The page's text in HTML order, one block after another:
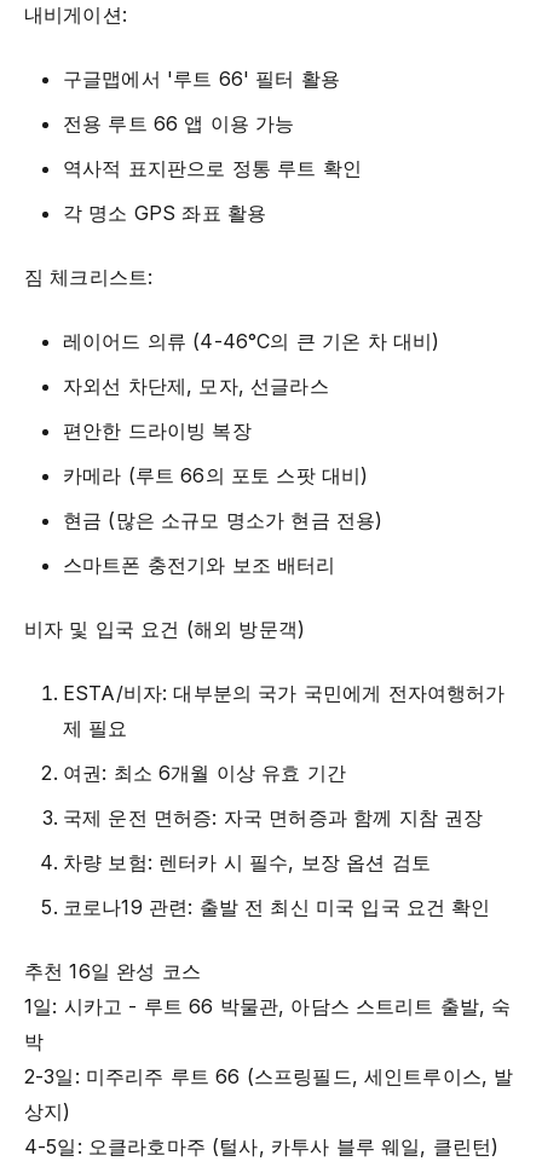
내비게이션:
구글맵에서 '루트 66' 필터 활용
전용 루트 66 앱 이용 가능
역사적 표지판으로 정통 루트 확인
각 명소 GPS 좌표 활용
짐 체크리스트:
레이어드 의류 (4-46°C의 큰 기온 차 대비)
자외선 차단제, 모자, 선글라스
편안한 드라이빙 복장
카메라 (루트 66의 포토 스팟 대비)
현금 (많은 소규모 명소가 현금 전용)
스마트폰 충전기와 보조 배터리
비자 및 입국 요건 (해외 방문객)
ESTA/비자: 대부분의 국가 국민에게 전자여행허가
제 필요
여권: 최소 6개월 이상 유효 기간
국제 운전 면허증: 자국 면허증과 함께 지참 권장
차량 보험: 렌터카 시 필수, 보장 옵션 검토
코로나19 관련: 출발 전 최신 미국 입국 요건 확인
추천 16일 완성 코스
1일: 시카고 - 루트 66 박물관, 아담스 스트리트 출발, 숙
박
2-3일: 미주리주 루트 66 (스프링필드, 세인트루이스, 발
상지)
4-5일: 오클라호마주 (털사, 카투사 블루 웨일, 클린턴)